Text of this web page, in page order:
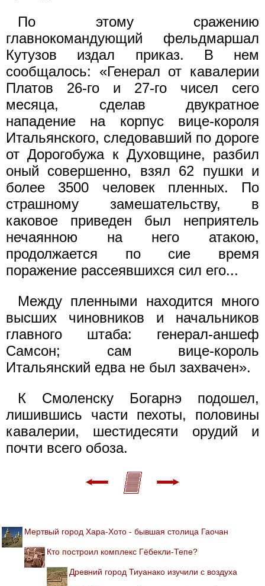
По этому сражению
главнокомандующий фельдмаршал
Кутузов издал приказ. В нем
сообщалось: «Генерал от кавалерии
Платов 26-го и 27-го чисел сего
месяца, сделав двукратное
нападение на корпус вице-короля
Итальянского, следовавший по дороге
от Дорогобужа к Духовщине, разбил
оный совершенно, взял 62 пушки и
более 3500 человек пленных. По
страшному замешательству, в
каковое приведен был неприятель
нечаянною на него атакою,
продолжается по сие время
поражение рассеявшихся сил его...
Между пленными находится много
высших чиновников и начальников
главного штаба: генерал-аншеф
Самсон; сам вице-король
Итальянский едва не был захвачен».
К Смоленску Богарнэ подошел,
лишившись части пехоты, половины
кавалерии, шестидесяти орудий и
почти всего обоза.
Мертвый город Хара-Хото - бывшая столица Гаочан
Кто построил комплекс Гёбекли-Тепе?
Древний город Тиуанако изучили с воздуха